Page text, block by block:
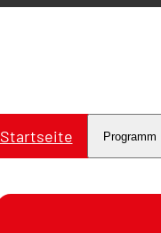
Startseite Programm